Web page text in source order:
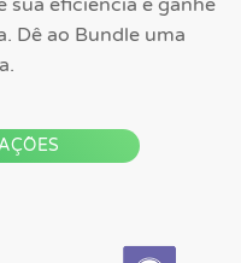
Dê ao Bundle uma